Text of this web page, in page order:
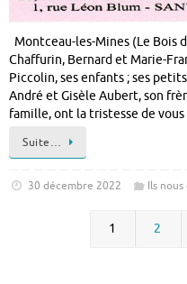
Montceau-les-Mines (Le
Chaffurin, Bernard et Marie-
Piccolin, ses enfants ; ses
André et Gisèle Aubert, son
famille, ont la tristesse de
Suite…
30 décembre 2022 Ils
1 2